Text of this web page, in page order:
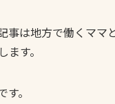
は地方で働くマ
す。
。